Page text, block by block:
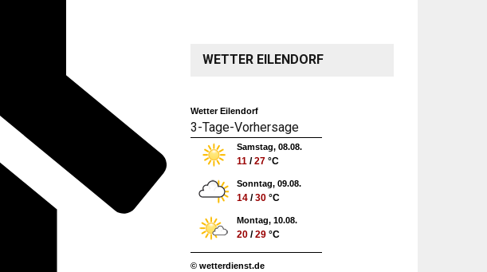
WETTER EILENDORF
Wetter Eilendorf
3-Tage-Vorhersage
Samstag, 08.08.
11 /27 °C
Sonntag, 09.08.
14 /30 °C
Montag, 10.08.
20 /29 °C
© wetterdienst.de